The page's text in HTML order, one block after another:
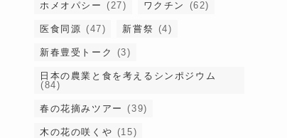
ホメオパシー (27) ワクチン (62)
医食同源 (47) 新嘗祭 (4)
新春豊受トーク (3)
日本の農業と食を考えるシンポジウム
(84)
春の花摘みツアー (39)
木の花の咲くや (15)